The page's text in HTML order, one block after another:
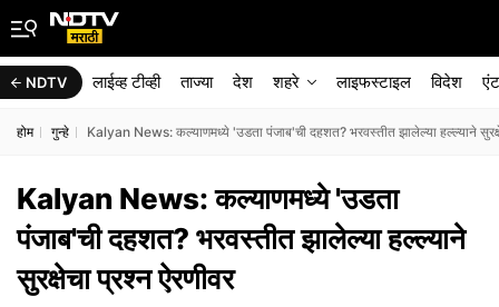
NDTV लाईव्ह टीव्ही ताज्या देश शहरे लाइफस्टाइल विदेश
होम गुन्हे Kalyan News: कल्याणमध्ये 'उडता पंजाब'ची दहशत? भरवस्तीत झालेल्या हल्ल्याने
Kalyan News: कल्याणमध्ये 'उडता
पंजाब'ची दहशत? भरवस्तीत झालेल्या हल्ल्याने
सुरक्षेचा प्रश्न ऐरणीवर